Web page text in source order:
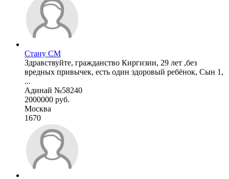
Стану СМ
Здравствуйте, гражданство Киргизии, 29 лет ,без
вредных привычек, есть один здоровый ребёнок, Сын 1,
...
Адинай №58240
2000000 руб.
Москва
1670